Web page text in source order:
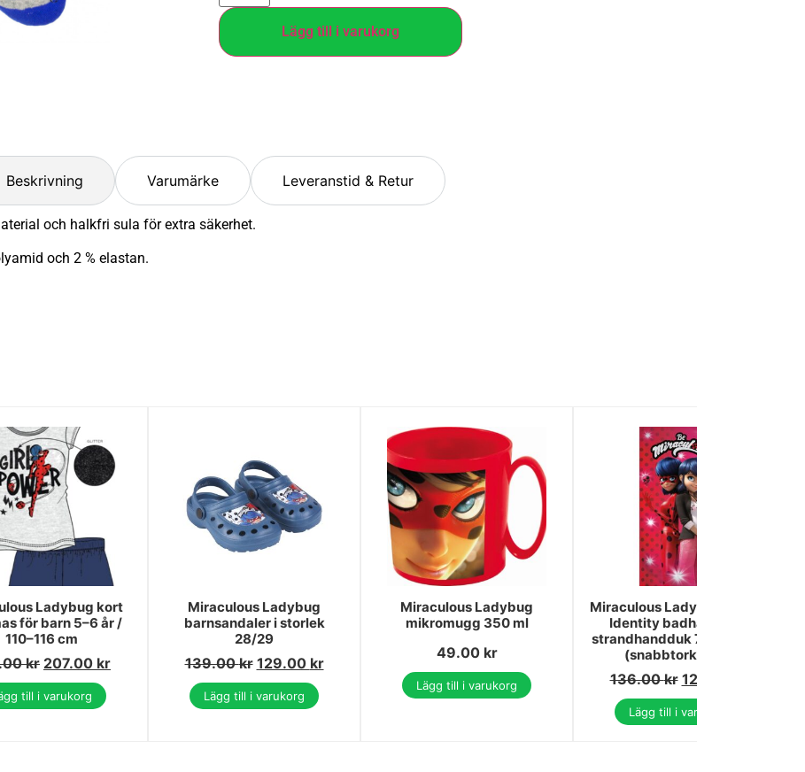
Lägg till i varukorg
Beskrivning Varumärke Leveranstid & Retur
och halkfri sula för extra säkerhet.
och 2 % elastan.
Ladybug kort
för barn 5–6 år /
110–116 cm
kr 207.00 kr
till i varukorg
Miraculous Ladybug
barnsandaler i storlek
28/29
139.00kr 129.00 kr
Lägg till i varukorg
Miraculous Ladybug
mikromugg 350 ml
49.00 kr
Lägg till i varukorg
Miraculous Ladybug Secret
Identity badhandduk,
strandhandduk 70x140 cm
(snabbtorkande)
136.00kr 129.00
Lägg till i varukorg